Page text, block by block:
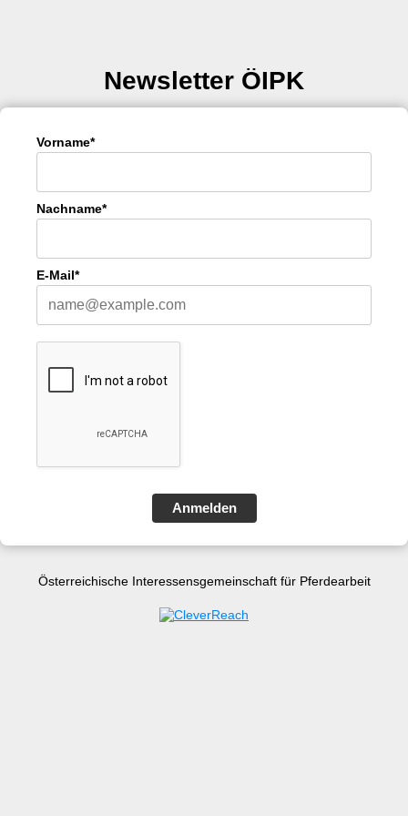
Newsletter ÖIPK
Vorname*
Nachname*
E-Mail*
Anmelden
Österreichische Interessensgemeinschaft für Pferdearbeit